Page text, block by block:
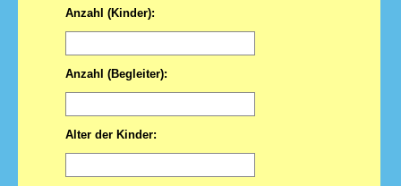
Anzahl (Kinder):
Anzahl (Begleiter):
Alter der Kinder: